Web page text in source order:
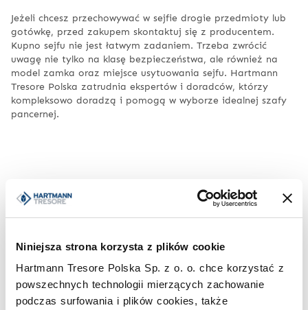
Niniejsza strona korzysta z plików cookie
Hartmann Tresore Polska Sp. z o. o. chce korzystać z
powszechnych technologii mierzących zachowanie
podczas surfowania i plików cookies, także
Jeżeli chcesz przechowywać w sejfie drogie przedmioty lub
gotówkę, przed zakupem skontaktuj się z producentem.
Kupno sejfu nie jest łatwym zadaniem. Trzeba zwrócić
uwagę nie tylko na klasę bezpieczeństwa, ale również na
model zamka oraz miejsce usytuowania sejfu. Hartmann
Tresore Polska zatrudnia ekspertów i doradców, którzy
kompleksowo doradzą i pomogą w wyborze idealnej szafy
pancernej.